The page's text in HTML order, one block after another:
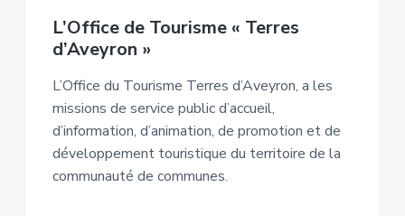
L’Office de Tourisme « Terres
d’Aveyron »
L’Office du Tourisme Terres d’Aveyron, a les
missions de service public d’accueil,
d’information, d’animation, de promotion et de
développement touristique du territoire de la
communauté de communes.